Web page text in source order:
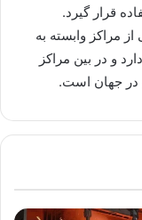
قرار گیرد.
مراكز وابسته به
قرار دارد و در بین مراكز
در جهان است.